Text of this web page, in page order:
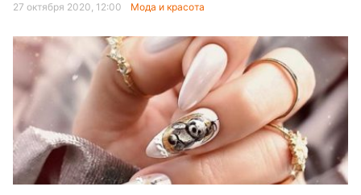
27 октября 2020, 12:00 Мода и красота